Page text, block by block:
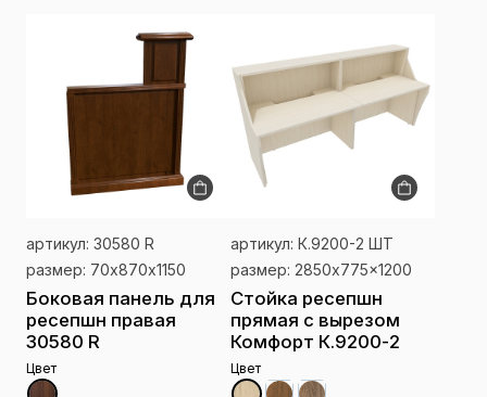
артикул: 30580 R
размер: 70х870х1150
Боковая панель для
ресепшн правая
30580 R
Цвет
артикул: К.9200-2 ШТ
размер: 2850x775x1200
Стойка ресепшн
прямая с вырезом
Комфорт К.9200-2
Цвет